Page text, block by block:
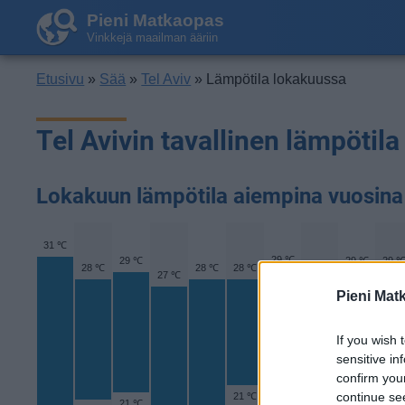
Pieni
If you wish
sensitive
confirm
continue
Pieni Matkaopas
Vinkkejä maailman ääriin
Etusivu » Sää »Tel Aviv » Lämpötila lokakuussa
Tel Avivin tavallinen
Lokakuun lämpötila aiempina vuosina
31 ℃
28 ℃
29 ℃
27 ℃
28 ℃ 28 ℃
21 ℃
29 ℃ 29 ℃ 29 ℃